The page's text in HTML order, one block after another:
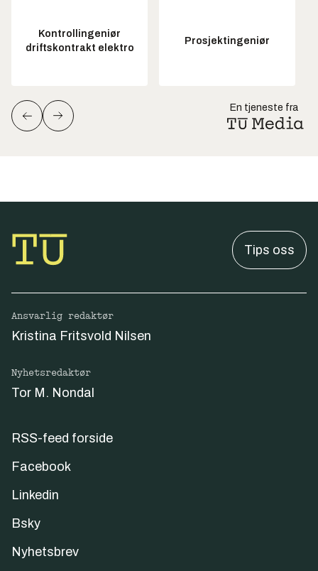
Kontrollingeniør
driftskontrakt elektro
Prosjektingeniør
En tjeneste fra
Tips oss
Ansvarlig redaktør
Kristina Fritsvold Nilsen
Nyhetsredaktør
Tor M. Nondal
RSS-feed forside
Facebook
Linkedin
Bsky
Nyhetsbrev